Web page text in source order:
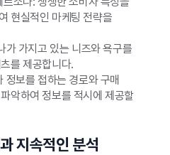
현실적인 마케팅 전략을
가 가지고 있는 니즈와 욕구를
를 제공합니다.
정보를 접하는 경로와 구매
악하여 정보를 적시에 제공할
지속적인 분석